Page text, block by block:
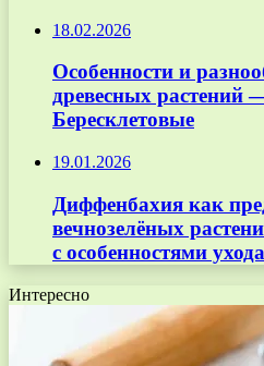
18.02.2026
Особенности и
древесных растений
Бересклетовые
19.01.2026
Диффенбахия как
вечнозелёных
с особенностями
Интересно